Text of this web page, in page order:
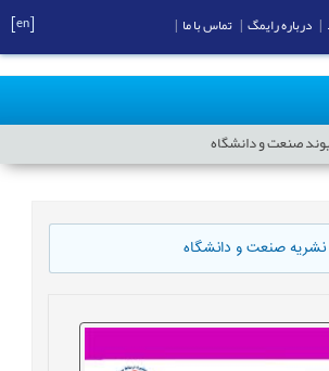
صنعت و دانشگاه
نشریه صنعت و دانشگاه
درباره رایمگ تماس با ما